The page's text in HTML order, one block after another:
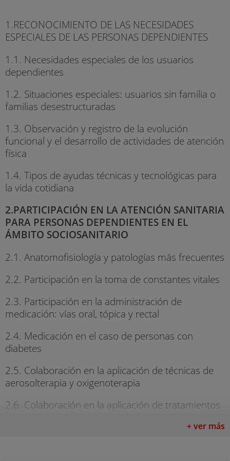
1.RECONOCIMIENTO DE LAS NECESIDADES
ESPECIALES DE LAS PERSONAS DEPENDIENTES
1.1. Necesidades especiales de los usuarios
dependientes
1.2. Situaciones especiales: usuarios sin familia o
familias desestructuradas
1.3. Observación y registro de la evolución
funcional y el desarrollo de actividades de atención
física
1.4. Tipos de ayudas técnicas y tecnológicas para
la vida cotidiana
2.PARTICIPACIÓN EN LA ATENCIÓN SANITARIA
PARA PERSONAS DEPENDIENTES EN EL
ÁMBITO SOCIOSANITARIO
2.1. Anatomofisiología y patologías más frecuentes
2.2. Participación en la toma de constantes vitales
2.3. Participación en la administración de
medicación: vías oral, tópica y rectal
2.4. Medicación en el caso de personas con
diabetes
2.5. Colaboración en la aplicación de técnicas de
aerosolterapia y oxigenoterapia
2.6. Colaboración en la aplicación de tratamientos
+ ver más